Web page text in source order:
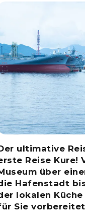
ultimative
Reise Kure!
über
Hafenstadt
lokalen
Sie